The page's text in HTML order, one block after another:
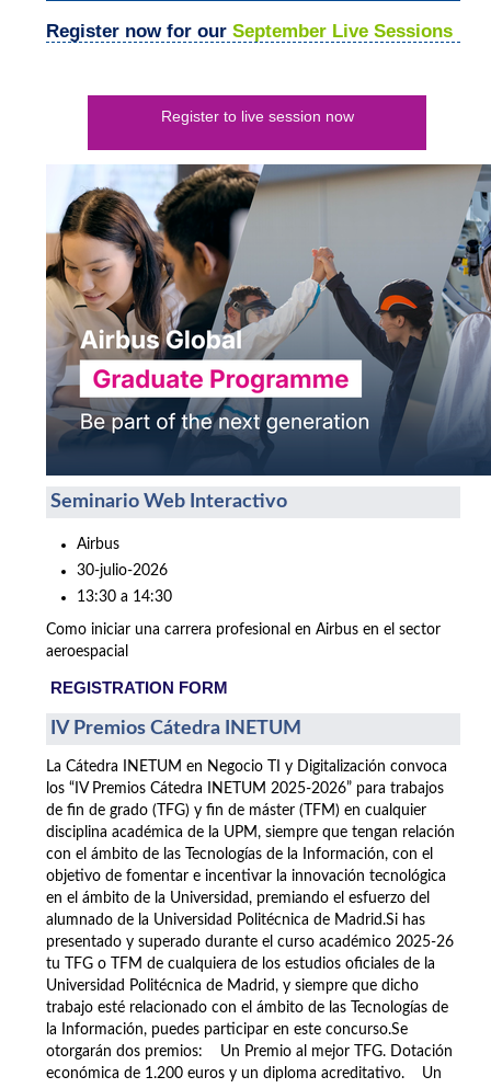
Register now for our September Live Sessions
Register to live session now
Seminario Web Interactivo
Airbus
30-julio-2026
13:30 a 14:30
Como iniciar una carrera profesional en Airbus en el sector
aeroespacial
REGISTRATION FORM
IV Premios Cátedra INETUM
La Cátedra INETUM en Negocio TI y Digitalización convoca
los “IV Premios Cátedra INETUM 2025-2026” para trabajos
de fin de grado (TFG) y fin de máster (TFM) en cualquier
disciplina académica de la UPM, siempre que tengan relación
con el ámbito de las Tecnologías de la Información, con el
objetivo de fomentar e incentivar la innovación tecnológica
en el ámbito de la Universidad, premiando el esfuerzo del
alumnado de la Universidad Politécnica de Madrid.Si has
presentado y superado durante el curso académico 2025-26
tu TFG o TFM de cualquiera de los estudios oficiales de la
Universidad Politécnica de Madrid, y siempre que dicho
trabajo esté relacionado con el ámbito de las Tecnologías de
la Información, puedes participar en este concurso.Se
otorgarán dos premios: Un Premio al mejor TFG. Dotación
económica de 1.200 euros y un diploma acreditativo. Un